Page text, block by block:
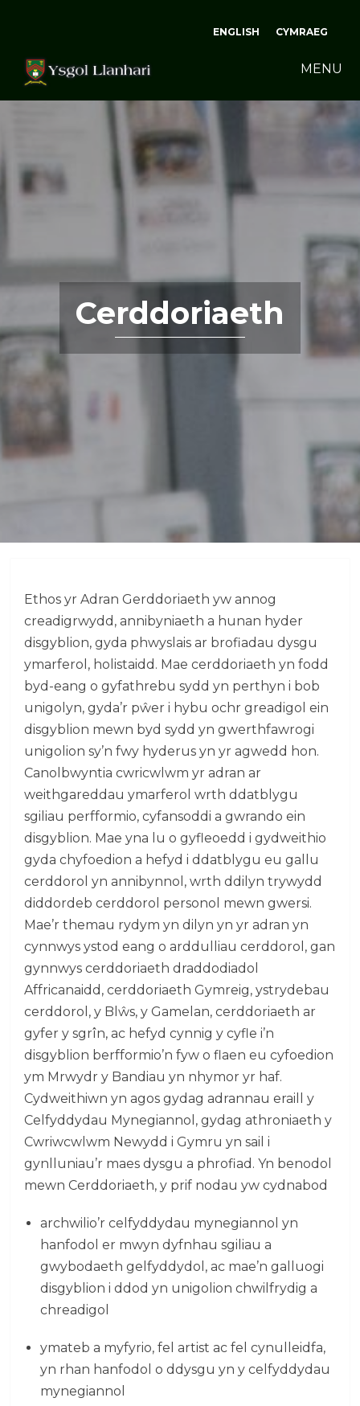
ENGLISH CYMRAEG
MENU
Cerddoriaeth
Ethos yr Adran Gerddoriaeth yw annog
creadigrwydd, annibyniaeth a hunan hyder
disgyblion, gyda phwyslais ar brofiadau dysgu
ymarferol, holistaidd. Mae cerddoriaeth yn fodd
byd-eang o gyfathrebu sydd yn perthyn i bob
unigolyn, gyda’r pŵer i hybu ochr greadigol ein
disgyblion mewn byd sydd yn gwerthfawrogi
unigolion sy’n fwy hyderus yn yr agwedd hon.
Canolbwyntia cwricwlwm yr adran ar
weithgareddau ymarferol wrth ddatblygu
sgiliau perfformio, cyfansoddi a gwrando ein
disgyblion. Mae yna lu o gyfleoedd i gydweithio
gyda chyfoedion a hefyd i ddatblygu eu gallu
cerddorol yn annibynnol, wrth ddilyn trywydd
diddordeb cerddorol personol mewn gwersi.
Mae’r themau rydym yn dilyn yn yr adran yn
cynnwys ystod eang o arddulliau cerddorol, gan
gynnwys cerddoriaeth draddodiadol
Affricanaidd, cerddoriaeth Gymreig, ystrydebau
cerddorol, y Blŵs, y Gamelan, cerddoriaeth ar
gyfer y sgrîn, ac hefyd cynnig y cyfle i’n
disgyblion berfformio’n fyw o flaen eu cyfoedion
ym Mrwydr y Bandiau yn nhymor yr haf.
Cydweithiwn yn agos gydag adrannau eraill y
Celfyddydau Mynegiannol, gydag athroniaeth y
Cwriwcwlwm Newydd i Gymru yn sail i
gynlluniau’r maes dysgu a phrofiad. Yn benodol
mewn Cerddoriaeth, y prif nodau yw cydnabod
archwilio’r celfyddydau mynegiannol yn
hanfodol er mwyn dyfnhau sgiliau a
gwybodaeth gelfyddydol, ac mae’n galluogi
disgyblion i ddod yn unigolion chwilfrydig a
chreadigol
ymateb a myfyrio, fel artist ac fel cynulleidfa,
yn rhan hanfodol o ddysgu yn y celfyddydau
mynegiannol